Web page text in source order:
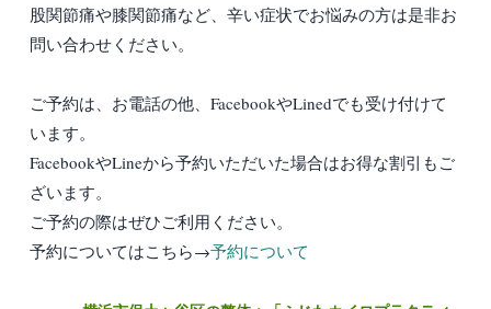
股関節痛や膝関節痛など、辛い症状でお悩みの方は是非お
問い合わせください。
ご予約は、お電話の他、FacebookやLinedでも受け付けて
います。
FacebookやLineから予約いただいた場合はお得な割引もご
ざいます。
ご予約の際はぜひご利用ください。
予約についてはこちら→予約について